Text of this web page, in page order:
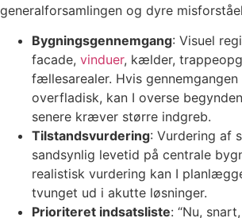
generalforsamlingen og dyre
Bygningsgennemgang: Visuel
facade, vinduer, kælder,
fællesarealer. Hvis
overfladisk, kan I overse
senere kræver større indgreb.
Tilstandsvurdering: Vurdering af
sandsynlig levetid på centrale
realistisk vurdering kan I
tvunget ud i akutte løsninger.
Prioriteret indsatsliste: “Nu,